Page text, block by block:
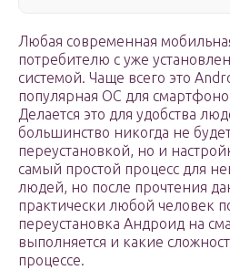
Любая современная
потребителю с уже
системой. Чаще всего это
популярная ОС для
Делается это для удобства
большинство никогда не
переустановкой, но и
самый простой процесс для
людей, но после прочтения
практически любой человек
переустановка Андроид на
выполняется и какие
процессе.